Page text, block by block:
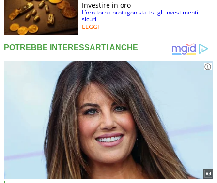
Investire in oro
L’oro torna protagonista tra gli investimenti
sicuri
LEGGI